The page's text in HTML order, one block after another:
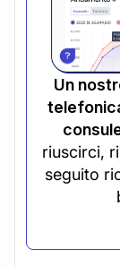
Un
riuscirci,
seguito